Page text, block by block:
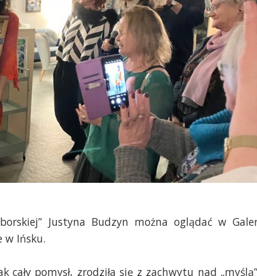
Justyna Budzyn można oglądać w
w Ińsku.
cały pomysł, zrodziła się z zachwytu nad